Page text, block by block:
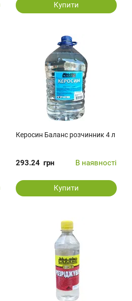
Купити
Керосин Баланс розчинник 4 л
293.24 грн В наявності
Купити